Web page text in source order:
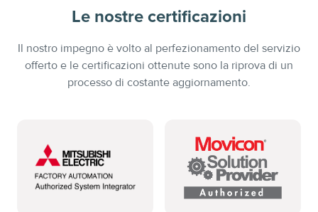
Le nostre certificazioni
Il nostro impegno è volto al perfezionamento del servizio
offerto e le certificazioni ottenute sono la riprova di un
processo di costante aggiornamento.